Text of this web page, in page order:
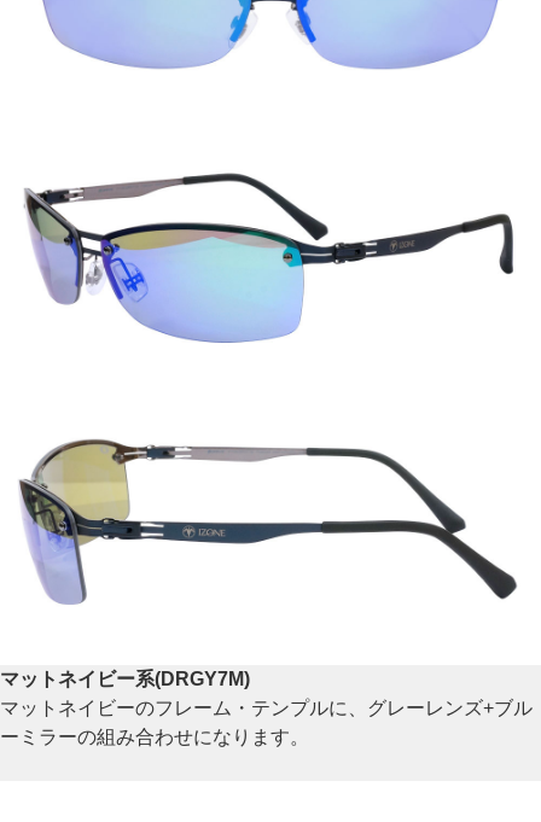
マットネイビー系(DRGY7M)
マットネイビーのフレーム・テンプルに、グレーレンズ+ブル
ーミラーの組み合わせになります。